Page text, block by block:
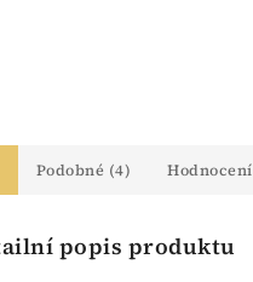
Podobné (4) Hodnocení
popis produktu